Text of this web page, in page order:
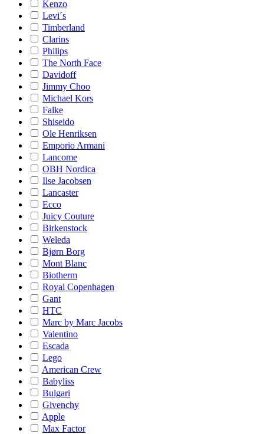
Kenzo
Levi´s
Timberland
Clarins
Philips
The North Face
Davidoff
Jimmy Choo
Michael Kors
Falke
Shiseido
Ole Henriksen
Emporio Armani
Lancome
OBH Nordica
Ilse Jacobsen
Lancaster
Ecco
Juicy Couture
Birkenstock
Weleda
Bjørn Borg
Mont Blanc
Biotherm
Royal Copenhagen
Gant
HTC
Marc by Marc Jacobs
Valentino
Escada
Lego
American Crew
Babyliss
Bulgari
Givenchy
Apple
Max Factor